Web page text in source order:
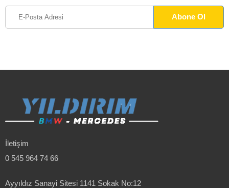
İletişim
0 545 964 74 66
Ayyıldız Sanayi Sitesi 1141 Sokak No:12